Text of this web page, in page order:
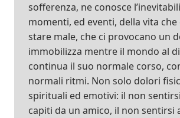
sofferenza, ne conosce
momenti, ed eventi, della vita
stare male, che ci provocano un
immobilizza mentre il mondo al
continua il suo normale corso,
normali ritmi. Non solo dolori
spirituali ed emotivi: il non
capiti da un amico, il non sentirsi